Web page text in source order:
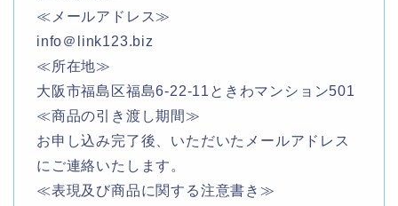
≪メールアドレス≫
info＠link123.biz
≪所在地≫
大阪市福島区福島6-22-11ときわマンション501
≪商品の引き渡し期間≫
お申し込み完了後、いただいたメールアドレス
にご連絡いたします。
≪表現及び商品に関する注意書き≫